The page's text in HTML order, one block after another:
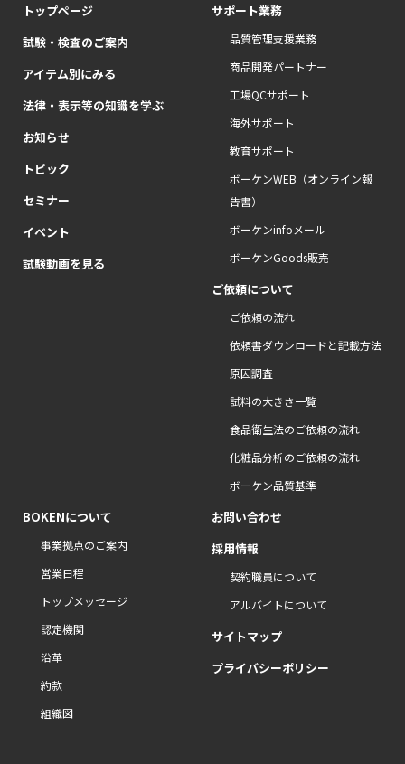
トップページ
試験・検査のご案内
アイテム別にみる
法律・表示等の知識を学ぶ
お知らせ
トピック
セミナー
イベント
試験動画を見る
サポート業務
品質管理支援業務
商品開発パートナー
工場QCサポート
海外サポート
教育サポート
ボーケンWEB（オンライン報
告書）
ボーケンinfoメール
ボーケンGoods販売
ご依頼について
ご依頼の流れ
依頼書ダウンロードと記載方法
原因調査
試料の大きさ一覧
食品衛生法のご依頼の流れ
化粧品分析のご依頼の流れ
ボーケン品質基準
BOKENについて
事業拠点のご案内
営業日程
トップメッセージ
認定機関
沿革
約款
組織図
お問い合わせ
採用情報
契約職員について
アルバイトについて
サイトマップ
プライバシーポリシー